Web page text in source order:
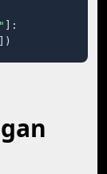
]:
])